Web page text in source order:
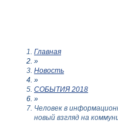
Главная
»
Новость
»
СОБЫТИЯ 2018
»
Человек в
новый взгляд на